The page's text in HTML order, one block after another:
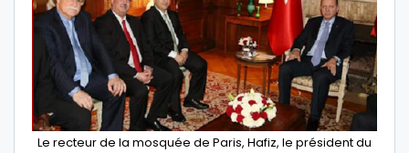
Le recteur de la mosquée de Paris, Hafiz, le président du